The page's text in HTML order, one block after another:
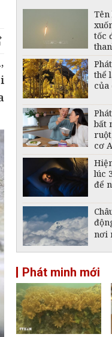
Tên
tốc
thể
của
bất
cơ
lúc
để
nơi
mới
giải
của
Phát minh mới